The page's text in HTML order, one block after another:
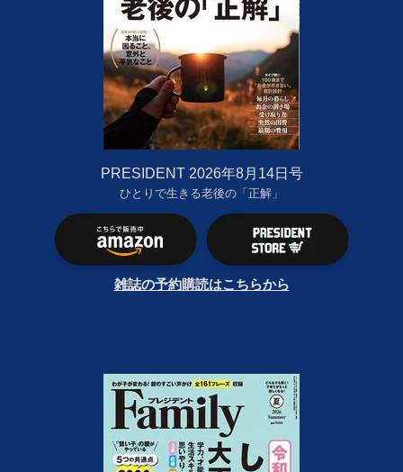
PRESIDENT 2026年8月14日号
ひとりで生きる老後の「正解」
雑誌の予約購読はこちらから